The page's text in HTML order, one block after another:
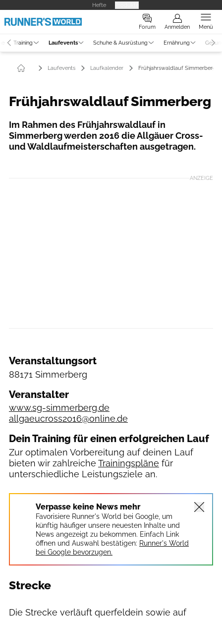
Hefte
Forum Anmelden Menü
Training Laufevents Schuhe & Ausrüstung Ernährung
Laufevents Laufkalender Frühjahrswaldlauf Simmerberg
Frühjahrswaldlauf Simmerberg
Im Rahmen des Frühjahrswaldlauf in
Simmerberg werden 2016 die Allgäuer Cross-
und Waldlaufmeisterschaften ausgetragen.
ANZEIGE
Veranstaltungsort
88171 Simmerberg
Veranstalter
www.sg-simmerberg.de
allgaeucross2016@online.de
Dein Training für einen erfolgreichen Lauf
Zur optimalen Vorbereitung auf deinen Lauf
bieten wir zahlreiche Trainingspläne für
unterschiedliche Leistungsziele an.
Verpasse keine News mehr
Favorisiere Runner's World bei Google, um
künftig häufiger unsere neuesten Inhalte und
News angezeigt zu bekommen. Einfach Link
öffnen und Auswahl bestätigen: Runner's World
bei Google bevorzugen.
Strecke
Die Strecke verläuft querfeldein sowie auf